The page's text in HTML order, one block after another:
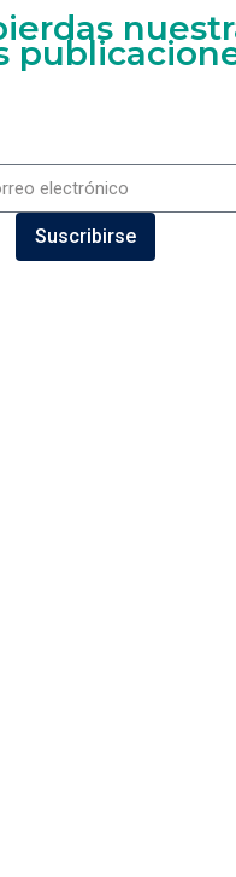
Suscribirse